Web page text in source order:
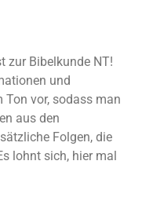
zur Bibelkunde NT!
und
Ton vor, sodass man
aus den
Folgen, die
lohnt sich, hier mal